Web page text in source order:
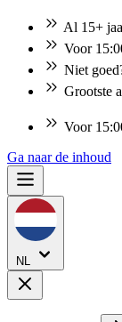
Al 15+
Voor
Niet
Grootste
Voor
Ga naar de inhoud
NL